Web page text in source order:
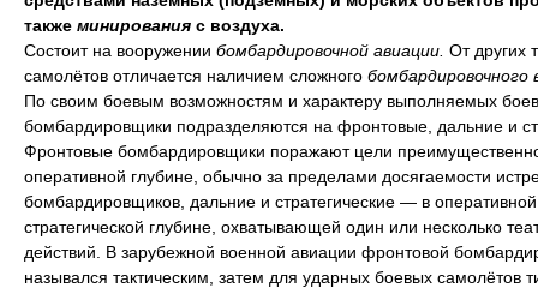
также минирования с воздуха.
Состоит на вооружении бомбардировочной авиации. От других
самолётов отличается наличием сложного бомбардировочного
По своим боевым возможностям и характеру выполняемых
бомбардировщики подразделяются на фронтовые, дальние и
Фронтовые бомбардировщики поражают цели
оперативной глубине, обычно за пределами досягаемости
бомбардировщиков, дальние и стратегические — в
стратегической глубине, охватывающей один или несколько
действий. В зарубежной военной авиации фронтовой
назывался тактическим, затем для ударных боевых самолётов